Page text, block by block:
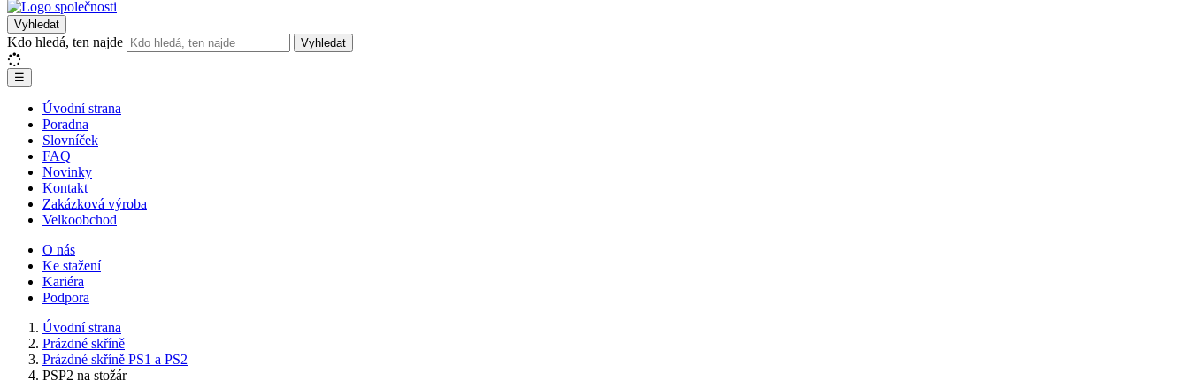
Vyhledat
Kdo hledá, ten najde Vyhledat
☰
Úvodní strana
Poradna
Slovníček
FAQ
Novinky
Kontakt
Zakázková výroba
Velkoobchod
O nás
Ke stažení
Kariéra
Podpora
Úvodní strana
Prázdné skříně
Prázdné skříně PS1 a PS2
PSP2 na stožár